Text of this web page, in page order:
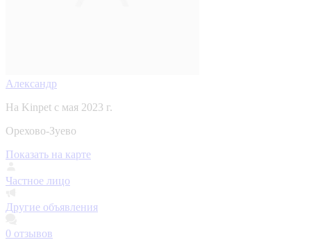
Александр
На Kinpet c мая 2023 г.
Орехово-Зуево
Показать на карте
Частное лицо
Другие объявления
0 отзывов